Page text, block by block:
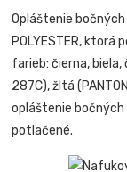
Opláštenie
POLYESTER,
farieb: čierna, biela,
287C), žltá
opláštenie
potlačené.